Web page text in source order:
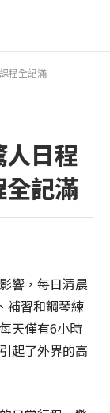
程全記滿
日程
記滿
響，每日清晨
補習和鋼琴練
天僅有6小時
起了外界的高